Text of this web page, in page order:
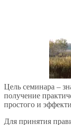
Цель семинара –
получение
простого и
Для принятия